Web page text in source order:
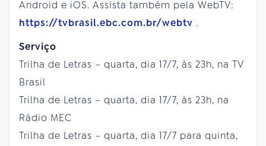
Android e iOS. Assista também pela WebTV:
https://tvbrasil.ebc.com.br/webtv .
Serviço
Trilha de Letras – quarta, dia 17/7, às 23h, na TV
Brasil
Trilha de Letras – quarta, dia 17/7, às 23h, na
Rádio MEC
Trilha de Letras – quarta, dia 17/7 para quinta,